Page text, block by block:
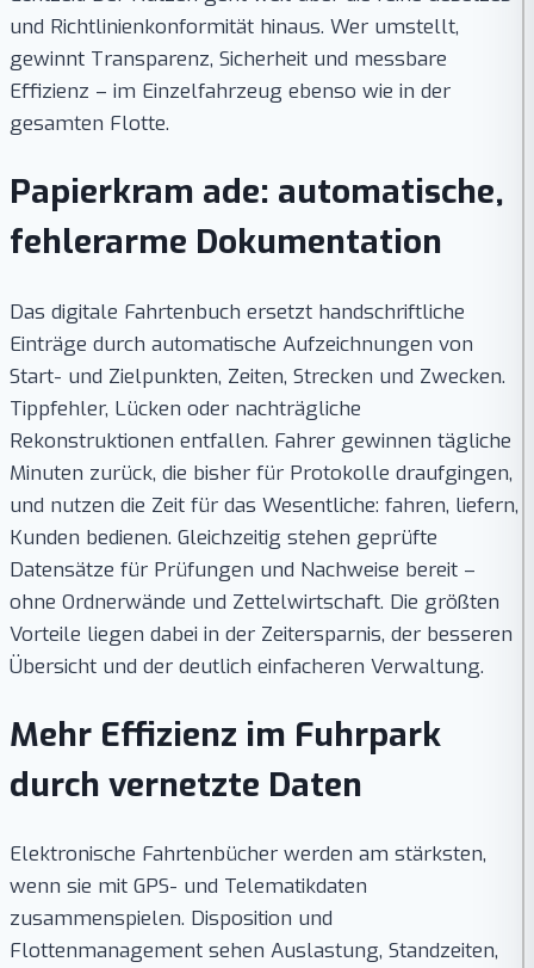
und Richtlinienkonformität hinaus. Wer umstellt,
gewinnt Transparenz, Sicherheit und messbare
Effizienz – im Einzelfahrzeug ebenso wie in der
gesamten Flotte.
Papierkram ade: automatische,
fehlerarme Dokumentation
Das digitale Fahrtenbuch ersetzt handschriftliche
Einträge durch automatische Aufzeichnungen von
Start- und Zielpunkten, Zeiten, Strecken und Zwecken.
Tippfehler, Lücken oder nachträgliche
Rekonstruktionen entfallen. Fahrer gewinnen tägliche
Minuten zurück, die bisher für Protokolle draufgingen,
und nutzen die Zeit für das Wesentliche: fahren, liefern,
Kunden bedienen. Gleichzeitig stehen geprüfte
Datensätze für Prüfungen und Nachweise bereit –
ohne Ordnerwände und Zettelwirtschaft. Die größten
Vorteile liegen dabei in der Zeitersparnis, der besseren
Übersicht und der deutlich einfacheren Verwaltung.
Mehr Effizienz im Fuhrpark
durch vernetzte Daten
Elektronische Fahrtenbücher werden am stärksten,
wenn sie mit GPS- und Telematikdaten
zusammenspielen. Disposition und
Flottenmanagement sehen Auslastung, Standzeiten,